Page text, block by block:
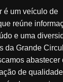
é um veículo de
reúne
e uma
da Grande
abastecer
de